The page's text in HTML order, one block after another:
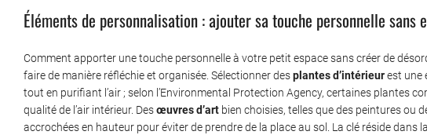
Éléments de personnalisation : ajouter sa touche personnelle sans
Comment apporter une touche personnelle à votre petit espace sans créer de
faire de manière réfléchie et organisée. Sélectionner desplantes d’intérieurest une
tout en purifiant l’air ; selon l’Environmental Protection Agency, certaines plantes
qualité de l’air intérieur. Desœuvres d’art bien choisies, telles que des peintures ou
accrochées en hauteur pour éviter de prendre de la place au sol. La clé réside dans la